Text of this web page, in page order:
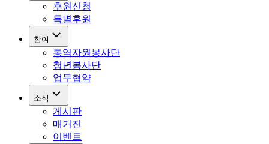
후원신청
특별후원
참여
통역자원봉사단
청년봉사단
업무협약
소식
게시판
매거진
이벤트